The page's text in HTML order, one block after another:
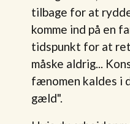
tilbage for at
komme ind på en
tidspunkt for at
måske aldrig...
fænomen kaldes i
gæld".